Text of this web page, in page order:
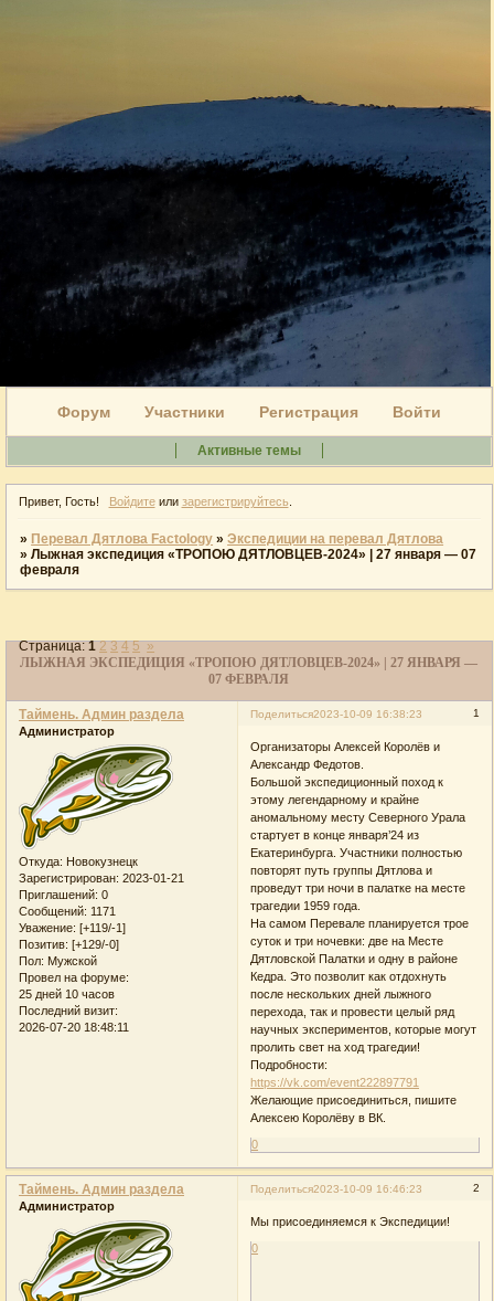
Форум Участники Регистрация Войти
Активные темы
Привет, Гость! Войдитеили зарегистрируйтесь.
»Перевал Дятлова Factology »Экспедиции на перевал Дятлова
»Лыжная экспедиция «ТРОПОЮ ДЯТЛОВЦЕВ-2024» | 27 января — 07
февраля
ЛЫЖНАЯ ЭКСПЕДИЦИЯ «ТРОПОЮ ДЯТЛОВЦЕВ-2024» | 27 ЯНВАРЯ —
07 ФЕВРАЛЯ
Страница:1 2 3 4 5 »
Поделиться 1
2023-10-09 16:38:23
Таймень. Админ раздела
Администратор
Откуда: Новокузнецк
Зарегистрирован: 2023-01-21
Приглашений: 0
Сообщений: 1171
Уважение: [+119/-1]
Позитив: [+129/-0]
Пол: Мужской
Провел на форуме:
25 дней 10 часов
Последний визит:
2026-07-20 18:48:11
Организаторы Алексей Королёв и
Александр Федотов.
Большой экспедиционный поход к
этому легендарному и крайне
аномальному месту Северного Урала
стартует в конце января’24 из
Екатеринбурга. Участники полностью
повторят путь группы Дятлова и
проведут три ночи в палатке на месте
трагедии 1959 года.
На самом Перевале планируется трое
суток и три ночевки: две на Месте
Дятловской Палатки и одну в районе
Кедра. Это позволит как отдохнуть
после нескольких дней лыжного
перехода, так и провести целый ряд
научных экспериментов, которые могут
пролить свет на ход трагедии!
Подробности:
https://vk.com/event222897791
Желающие присоединиться, пишите
Алексею Королёву в ВК.
0
Поделиться 2
2023-10-09 16:46:23
Таймень. Админ раздела
Администратор
Мы присоединяемся к Экспедиции!
0